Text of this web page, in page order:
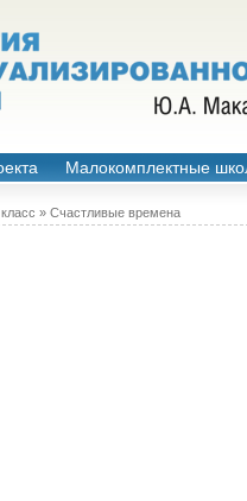
Малокомплектные
» Счастливые времена